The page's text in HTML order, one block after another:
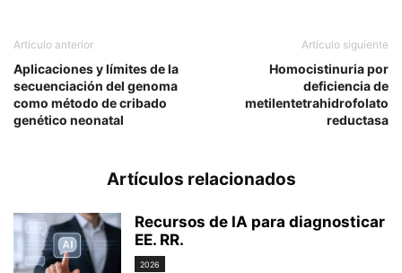
Artículo anterior
Aplicaciones y límites de la
secuenciación del genoma
como método de cribado
genético neonatal
Artículo siguiente
Homocistinuria por
deficiencia de
metilentetrahidrofolato
reductasa
Artículos relacionados
Recursos de IA para diagnosticar
EE. RR.
2026